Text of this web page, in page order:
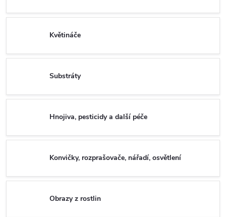
Květináče
Substráty
Hnojiva, pesticidy a další péče
Konvičky, rozprašovače, nářadí, osvětlení
Obrazy z rostlin